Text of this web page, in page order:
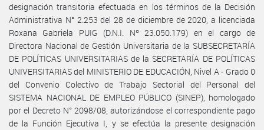
designación transitoria efectuada en los términos de la Decisión
Administrativa N° 2.253 del 28 de diciembre de 2020, a licenciada
Roxana Gabriela PUIG (D.N.I. Nº 23.050.179) en el cargo de
Directora Nacional de Gestión Universitaria de la SUBSECRETARÍA
DE POLÍTICAS UNIVERSITARIAS de la SECRETARÍA DE POLÍTICAS
UNIVERSITARIAS del MINISTERIO DE EDUCACIÓN, Nivel A - Grado 0
del Convenio Colectivo de Trabajo Sectorial del Personal del
SISTEMA NACIONAL DE EMPLEO PÚBLICO (SINEP), homologado
por el Decreto N° 2098/08, autorizándose el correspondiente pago
de la Función Ejecutiva I, y se efectúa la presente designación